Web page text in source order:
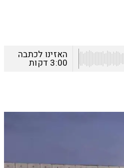
האזינו לכתבה
3:00 דקות